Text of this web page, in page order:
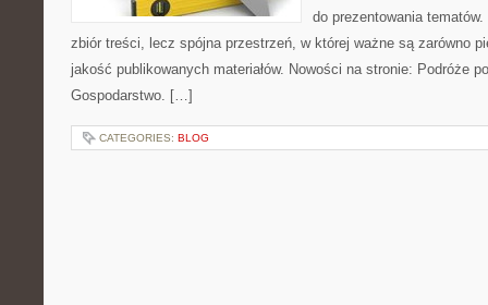
do prezentowania
zbiór treści, lecz spójna przestrzeń, w której ważne są zarówno
jakość publikowanych materiałów. Nowości na stronie: Podróże
Gospodarstwo. […]
CATEGORIES: BLOG